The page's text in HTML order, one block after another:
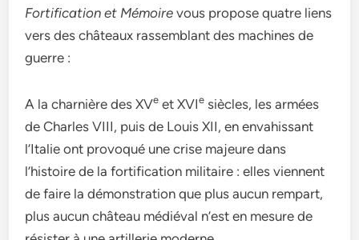
Fortification et Mémoire vous propose quatre liens
vers des châteaux rassemblant des machines de
guerre :
A la charnière des XVe et XVIe siècles, les armées
de Charles VIII, puis de Louis XII, en envahissant
l’Italie ont provoqué une crise majeure dans
l’histoire de la fortification militaire : elles viennent
de faire la démonstration que plus aucun rempart,
plus aucun château médiéval n’est en mesure de